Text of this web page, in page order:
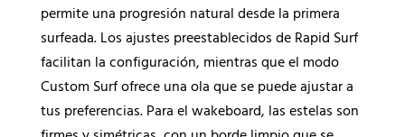
permite una progresión natural desde la primera
surfeada. Los ajustes preestablecidos de Rapid Surf
facilitan la configuración, mientras que el modo
Custom Surf ofrece una ola que se puede ajustar a
tus preferencias. Para el wakeboard, las estelas son